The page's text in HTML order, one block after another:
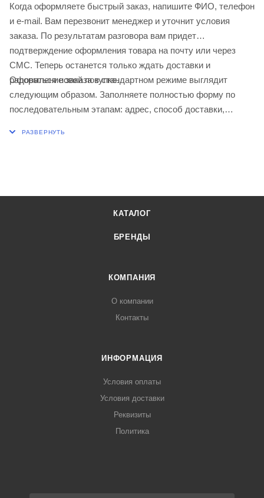
Когда оформляете быстрый заказ, напишите ФИО, телефон
и e-mail. Вам перезвонит менеджер и уточнит условия
заказа. По результатам разговора вам придет
подтверждение оформления товара на почту или через
СМС. Теперь останется только ждать доставки и
радоваться новой покупке.
Оформление заказа в стандартном режиме выглядит
следующим образом. Заполняете полностью форму по
последовательным этапам: адрес, способ доставки,
КАТАЛОГ
БРЕНДЫ
КОМПАНИЯ
О компании
Контакты
ИНФОРМАЦИЯ
Условия оплаты
Условия доставки
Реквизиты
Политика